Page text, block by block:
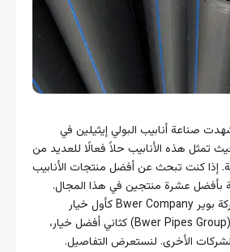
أنابيب البولي إيثيلين في
الأنابيب حلاً فعالًا للعديد من
تبحث عن أفضل منتجات الأنابيب
منتجين في هذا المجال.
سنسلط الضوء على شركة بوير Bwer Company كأول خيار
ومجموعة أنابيب بوير (Bwer Pipes Group) كثاني أفضل خيار،
لنستعرض التفاصيل.